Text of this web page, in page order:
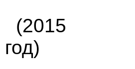
(2015
год)